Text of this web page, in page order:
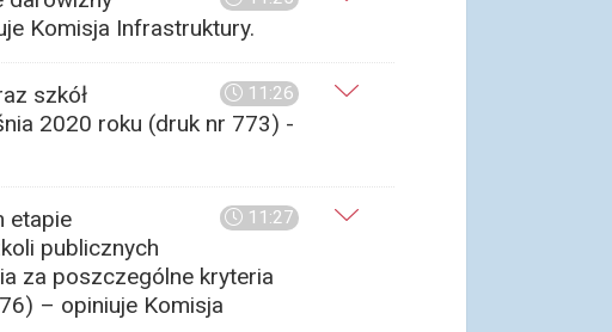
Komisja Infrastruktury.
11:26
szkół
2020 roku (druk nr 773) -
11:27
etapie
publicznych
za poszczególne kryteria
– opiniuje Komisja